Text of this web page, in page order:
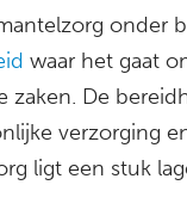
onder
waar het gaat
zaken. De
verzorging
ligt een stuk